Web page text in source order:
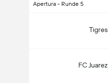
Apertura - Runde 5
Tigres
FC Juarez